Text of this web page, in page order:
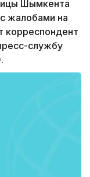
Шымкента
жалобами на
корреспондент
службу